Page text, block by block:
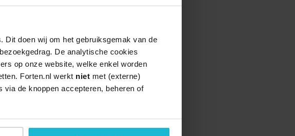
Dit doen wij om het gebruiksgemak van de
De analytische cookies
op onze website, welke enkel worden
Forten.nl werkt niet met (externe)
de knoppen accepteren, beheren of